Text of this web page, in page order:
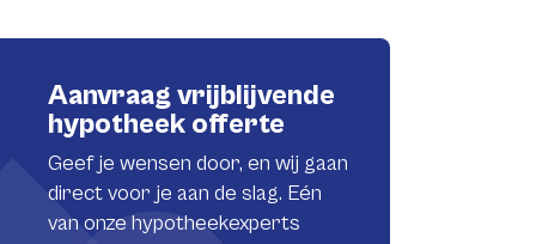
Aanvraag vrijblijvende
hypotheek offerte
Geef je wensen door, en wij gaan
direct voor je aan de slag. Eén
van onze hypotheekexperts